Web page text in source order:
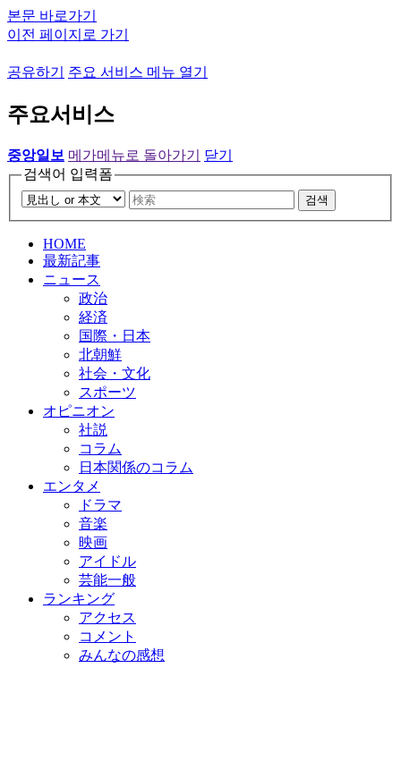
본문 바로가기
이전 페이지로 가기
공유하기 주요 서비스 메뉴 열기
주요서비스
중앙일보 메가메뉴로 돌아가기
닫기
검색어 입력폼
검색
HOME
最新記事
ニュース
政治
経済
国際・日本
北朝鮮
社会・文化
スポーツ
オピニオン
社説
コラム
日本関係のコラム
エンタメ
ドラマ
音楽
映画
アイドル
芸能一般
ランキング
アクセス
コメント
みんなの感想